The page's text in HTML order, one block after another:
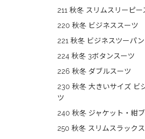
211 秋冬 スリムスリーピー
220 秋冬 ビジネススーツ
221 秋冬 ビジネスツーパ
224 秋冬 3ボタンスーツ
226 秋冬 ダブルスーツ
230 秋冬 大きいサイズ ビ
ツ
240 秋冬 ジャケット・紺
250 秋冬 スリムスラックス